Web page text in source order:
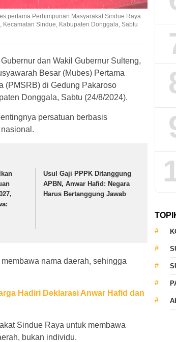
pertama Perhimpunan Masyarakat Sindue Raya
Sindue, Kabupaten Donggala, Sabtu
dan Wakil Gubernur Sulteng,
Besar (Mubes) Pertama
(PMSRB) di Gedung Pakaroso
Donggala, Sabtu (24/8/2024).
persatuan berbasis
Usul Gaji PPPK Ditanggung
APBN, Anwar Hafid: Negara
Harus Bertanggung Jawab
nama daerah, sehingga
Hadiri Deklarasi Anwar Hafid dan
Sindue Raya untuk membawa
bukan individu.